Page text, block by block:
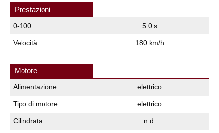
Prestazioni
0-100 5.0 s
Velocità 180 km/h
Motore
Alimentazione elettrico
Tipo di motore elettrico
Cilindrata n.d.